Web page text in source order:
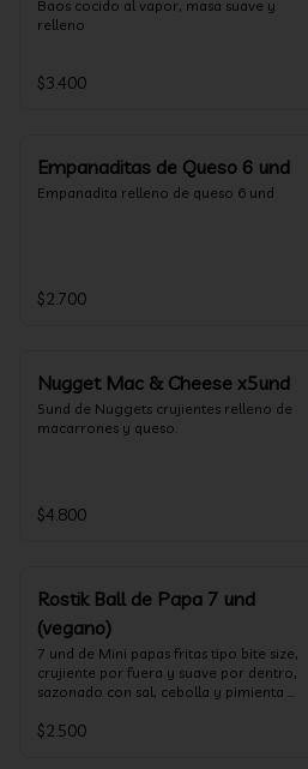
Baos cocido al vapor, masa suave y
relleno
$3.400
Empanaditas de Queso 6 und
Empanadita relleno de queso 6 und
$2.700
Nugget Mac & Cheese x5und
5und de Nuggets crujientes relleno de
macarrones y queso.
$4.800
Rostik Ball de Papa 7 und
(vegano)
7 und de Mini papas fritas tipo bite size,
crujiente por fuera y suave por dentro,
sazonado con sal, cebolla y pimienta
$2.500